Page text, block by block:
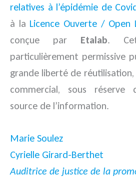
relatives à l’épidémie de
à la Licence Ouverte / Open
conçue par Etalab.
particulièrement permissive
grande liberté de
commercial, sous réserve
source de l’information.
Marie Soulez
Cyrielle Girard-Berthet
Auditrice de justice de la